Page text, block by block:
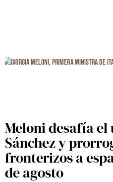
Meloni desafía
Sánchez y
fronterizos a
de agosto